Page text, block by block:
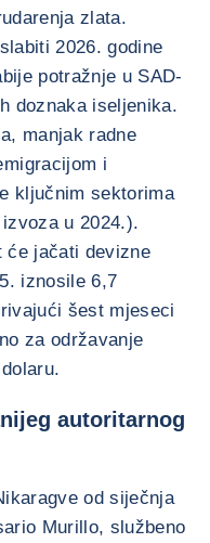
zlata.
2026. godine
potražnje u SAD-
doznaka iseljenika.
manjak radne
i
ključnim sektorima
u 2024.).
će jačati devizne
iznosile 6,7
šest mjeseci
za održavanje
autoritarnog
od siječnja
Murillo, službeno